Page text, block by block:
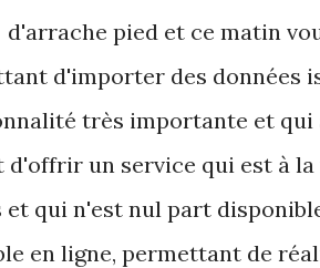
d'arrache pied et ce matin
d'importer des données
très importante et qui
d'offrir un service qui est à
et qui n'est nul part
en ligne, permettant de